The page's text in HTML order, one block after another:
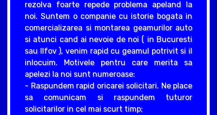
rezolva foarte repede problema apeland la
noi. Suntem o companie cu istorie bogata in
comercializarea si montarea geamurilor auto
si atunci cand ai nevoie de noi ( in Bucuresti
sau Ilfov ), venim rapid cu geamul potrivit si il
inlocuim. Motivele pentru care merita sa
apelezi la noi sunt numeroase:
- Raspundem rapid oricarei solicitari. Ne place
sa comunicam si raspundem tuturor
solicitarilor in cel mai scurt timp;